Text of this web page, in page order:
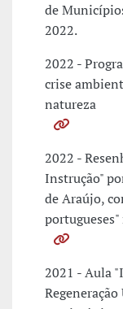
de
2022.
2022 -
crise
natureza
2022 -
Instrução"
de Araújo,
2021 - Aula